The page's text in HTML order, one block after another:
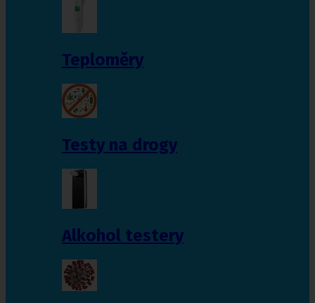
Teploměry
Testy na drogy
Alkohol testery